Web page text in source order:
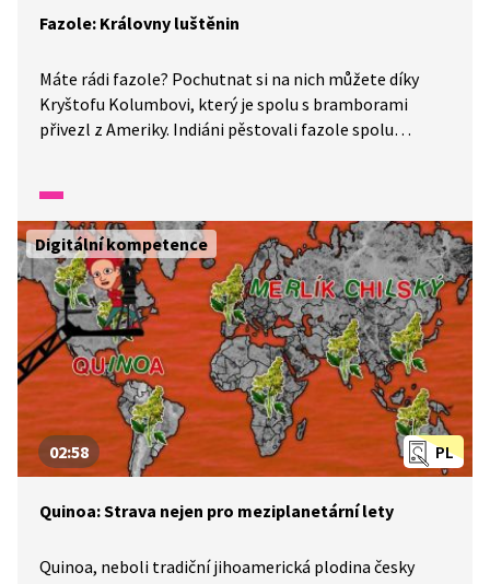
Fazole: Královny luštěnin
Máte rádi fazole? Pochutnat si na nich můžete díky
Kryštofu Kolumbovi, který je spolu s bramborami
přivezl z Ameriky. Indiáni pěstovali fazole spolu
dostaly tak důležité bílkoviny. Nejvíce fazole jedí
v Anglii, kde jsou součástí tradiční snídaně.
Digitální kompetence
PL
02:58
Quinoa: Strava nejen pro meziplanetární lety
Quinoa, neboli tradiční jihoamerická plodina česky